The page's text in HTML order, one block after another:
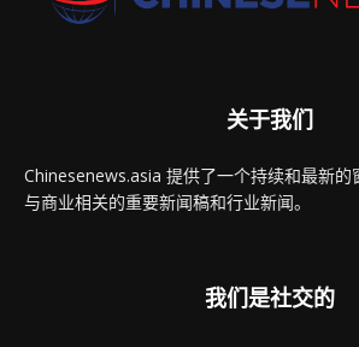
关于我们
Chinesenews.asia 提供了一个持续和最新的
与商业相关的重要新闻稿和行业新闻。
我们是社交的